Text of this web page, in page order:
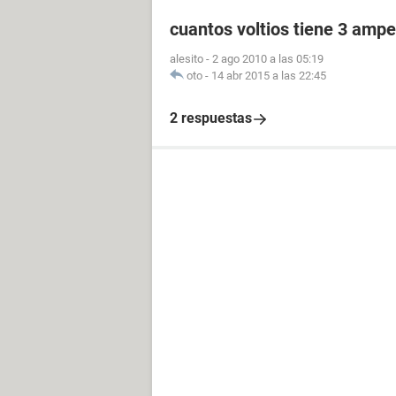
cuantos voltios tiene 3
alesito - 2 ago 2010 a las 05:19
oto - 14 abr 2015 a las 22:45
2 respuestas